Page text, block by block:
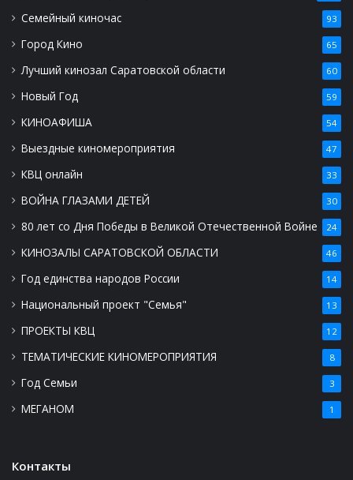
Семейный киночас 93
Город Кино 65
Лучший кинозал Саратовской области 60
Новый Год 59
КИНОАФИША 54
Выездные киномероприятия 47
КВЦ онлайн 33
ВОЙНА ГЛАЗАМИ ДЕТЕЙ 30
80 лет со Дня Победы в Великой Отечественной Войне 24
КИНОЗАЛЫ САРАТОВСКОЙ ОБЛАСТИ 46
Год единства народов России 14
Национальный проект "Семья" 13
ПРОЕКТЫ КВЦ 12
ТЕМАТИЧЕСКИЕ КИНОМЕРОПРИЯТИЯ 8
Год Семьи 3
МЕГАНОМ 1
Контакты